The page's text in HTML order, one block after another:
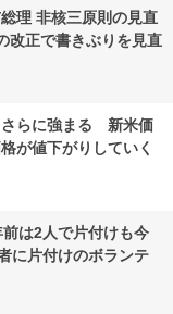
理 非核三原則の見直
改正で書きぶりを見直
さらに強まる 新米価
が値下がりしていく
前は2人で片付けも今
に片付けのボランテ